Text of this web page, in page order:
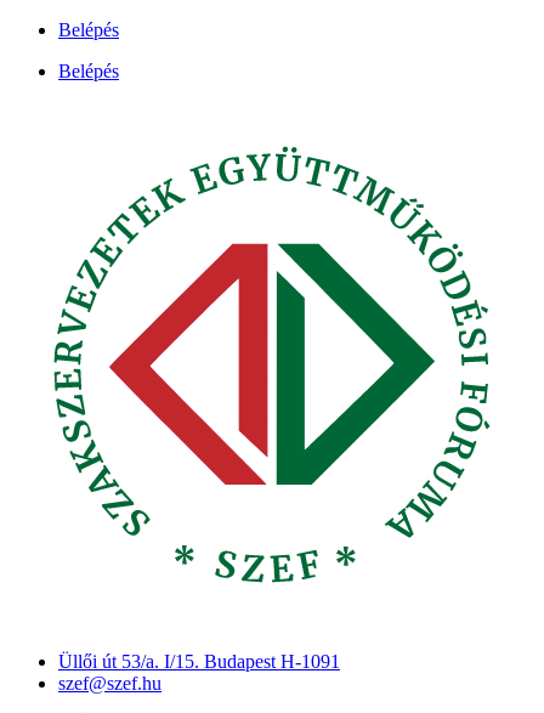
Ugrás
tartalomhoz
Belépés
Belépés
Üllői út 53/a. I/15. Budapest H-1091
szef@szef.hu